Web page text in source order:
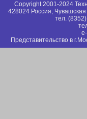
Copyright 2001-2024
428024 Россия,
тел.
Представительство в